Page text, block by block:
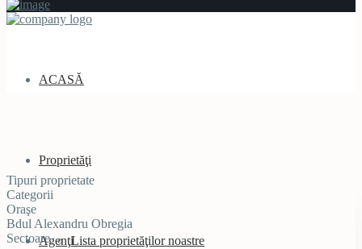
ACASĂ
Proprietăţi
Lista proprietăţilor noastre
Agenţi
Tipuri proprietate
Categorii
Oraşe
Bdul Alexandru Obregia
Sectoare